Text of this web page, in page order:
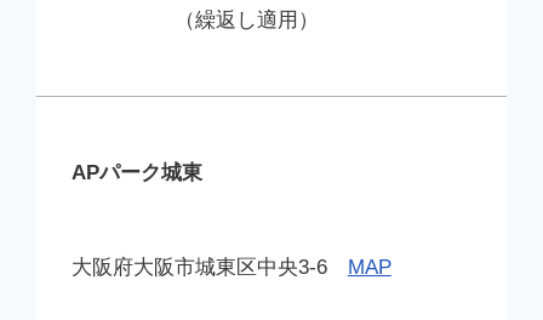
（繰返し適用）
APパーク城東
大阪府大阪市城東区中央3-6 MAP